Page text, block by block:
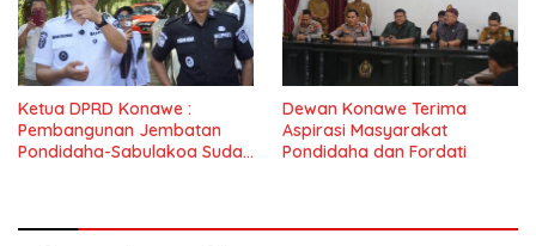
Ketua DPRD Konawe :
Pembangunan Jembatan
Pondidaha-Sabulakoa Sudah
Dewan Konawe Terima
Aspirasi Masyarakat
Pondidaha dan Fordati